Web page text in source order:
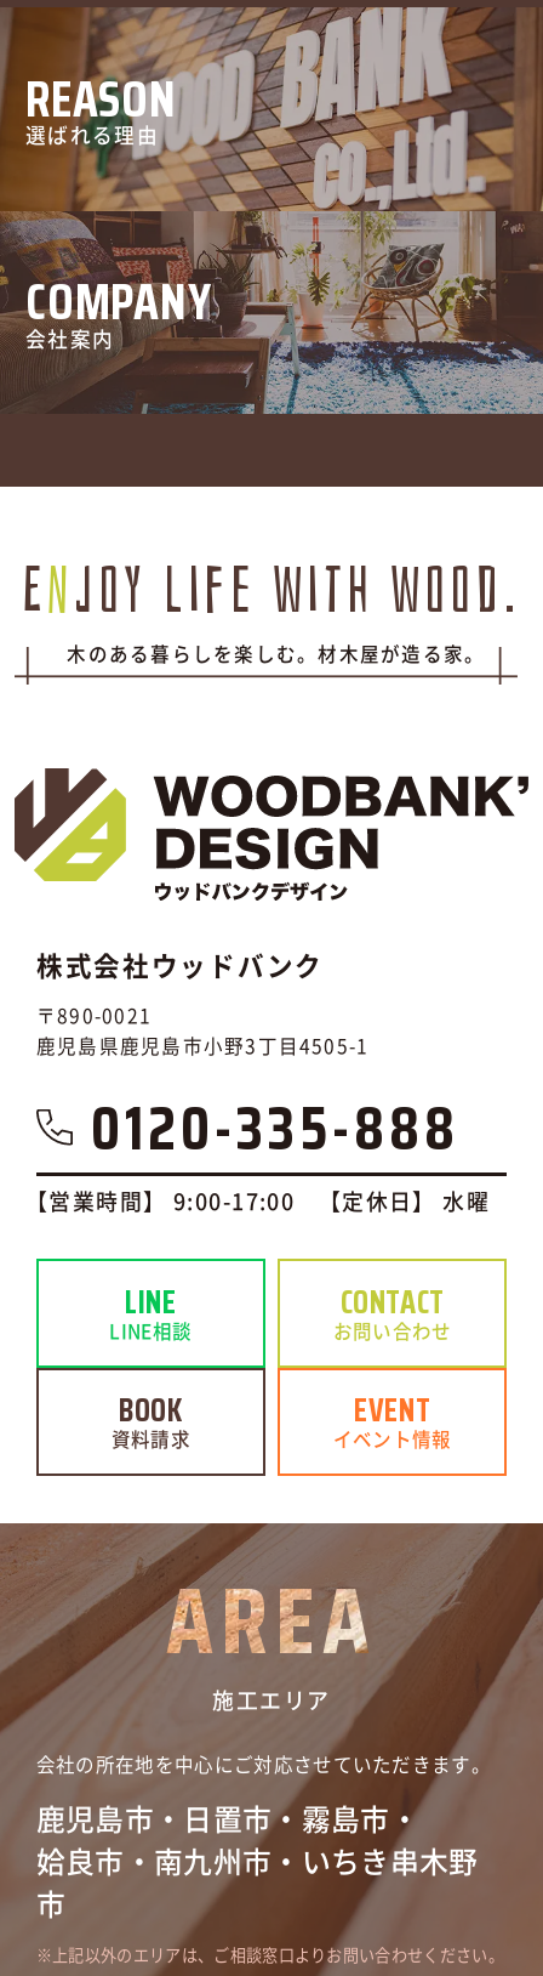
REASON
選ばれる理由
COMPANY
会社案内
Enjoy life with wood.
木のある暮らしを楽しむ。材木屋が造る家。
株式会社ウッドバンク
〒890-0021
鹿児島県鹿児島市小野3丁目4505-1
0120-335-888
【営業時間】 9:00-17:00 【定休日】 水曜
LINE
LINE相談
CONTACT
お問い合わせ
BOOK
資料請求
EVENT
イベント情報
AREA
施工エリア
会社の所在地を中心にご対応させていただきます。
鹿児島市・日置市・霧島市・
姶良市・南九州市・いちき串木野
市
上記以外のエリアは、ご相談窓口よりお問い合わせください。